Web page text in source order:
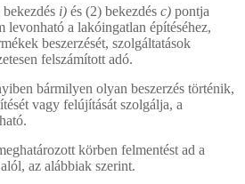
i) és (2) bekezdés c) pontja
levonható a lakóingatlan építéséhez,
beszerzését, szolgáltatások
felszámított adó.
bármilyen olyan beszerzés történik,
vagy felújítását szolgálja, a
körben felmentést ad a
az alábbiak szerint.